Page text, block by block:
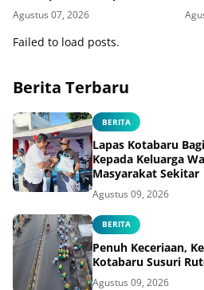
Meriahkan Fun Walk
Bersama Kakanwil
Agustus 07, 2026
Failed to load posts.
Berita Terbaru
BERITA
Lapas Kotabaru
Kepada Keluarga
Masyarakat Sekitar
Agustus 09, 2026
BERITA
Penuh Keceriaan,
Kotabaru Susuri
Agustus 09, 2026